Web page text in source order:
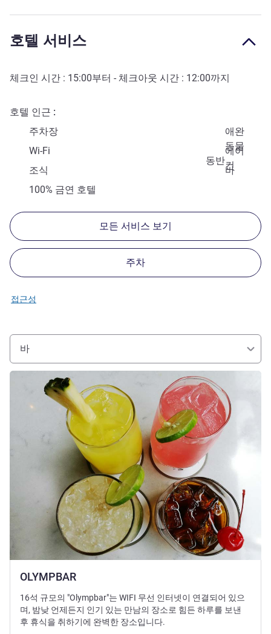
호텔 서비스
체크인 시간 : 15:00부터 - 체크아웃 시간 : 12:00까지
호텔 인근
주차장
애완
동물
동반
Wi-Fi
에어
컨
조식
바
100% 금연 호텔
모든 서비스 보기
주차
접근성
바
OLYMPBAR
세부 정보 보기
16석 규모의 "Olympbar"는 WIFI 무선 인터넷이 연결되어 있으
며, 밤낮 언제든지 인기 있는 만남의 장소로 힘든 하루를 보낸
후 휴식을 취하기에 완벽한 장소입니다.